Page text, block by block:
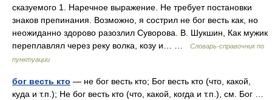
сказуемого 1. Наречное выражение. Не требует постановки
знаков препинания. Возможно, я сострил не бог весть как, но
неожиданно здорово разозлил Суворова. В. Шукшин, Как мужик
переплавлял через реку волка, козу и… …
Словарь-справочник по
пунктуации
бог весть кто — не бог весть кто; Бог весть кто (что, какой,
куда и т.п.); Не бог весть кто (что, какой, когда и т.п.), см. Бог …